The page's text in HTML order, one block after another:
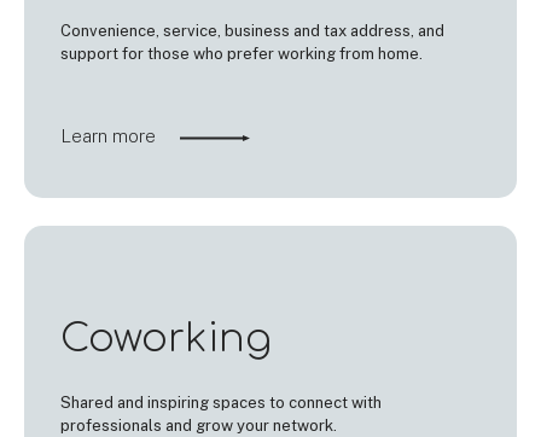
Convenience, service, business and tax address, and
support for those who prefer working from home.
Learn more
Coworking
Shared and inspiring spaces to connect with
professionals and grow your network.